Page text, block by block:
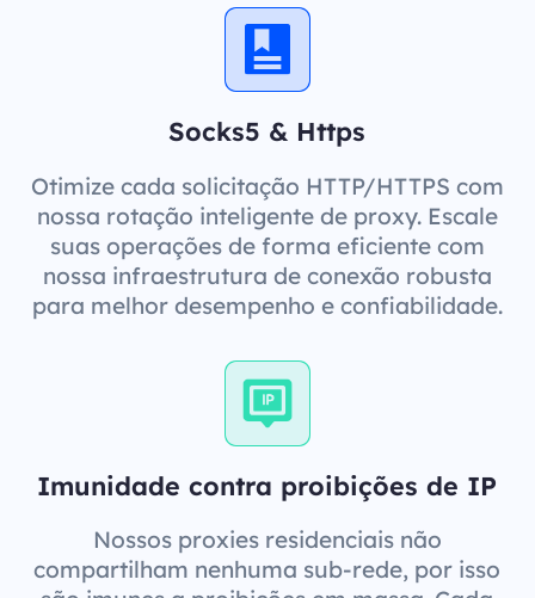
Socks5 & Https
Otimize cada solicitação HTTP/HTTPS com
nossa rotação inteligente de proxy. Escale
suas operações de forma eficiente com
nossa infraestrutura de conexão robusta
para melhor desempenho e confiabilidade.
Imunidade contra proibições de IP
Nossos proxies residenciais não
compartilham nenhuma sub-rede, por isso